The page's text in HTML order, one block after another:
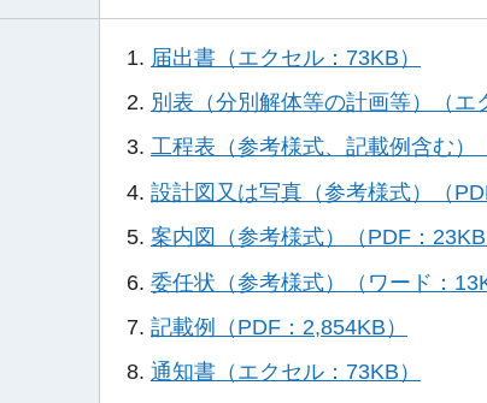
届出書（エクセル：73KB）
別表（分別解体等の計画等）（エ
工程表（参考様式、記載例含む）
設計図又は写真（参考様式）（
案内図（参考様式）（PDF：23KB
委任状（参考様式）（ワード：
記載例（PDF：2,854KB）
通知書（エクセル：73KB）